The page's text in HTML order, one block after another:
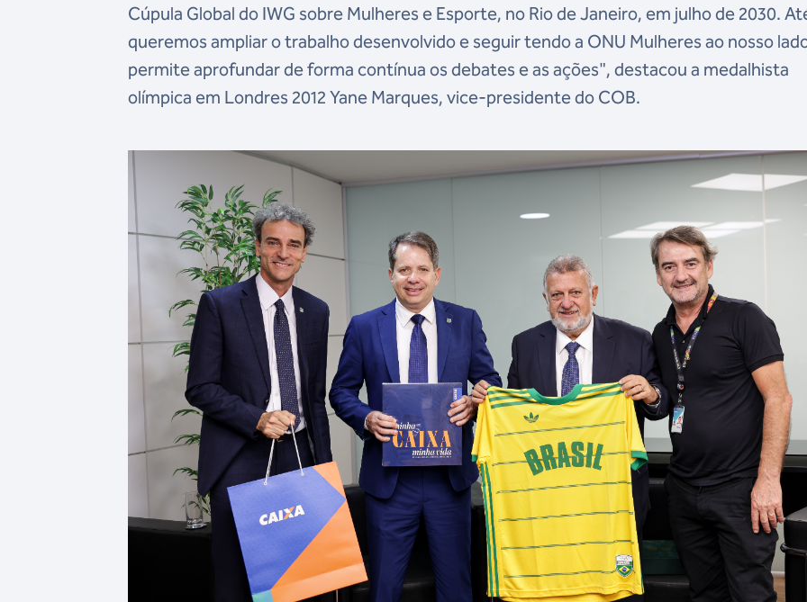
Cúpula Global do IWG sobre Mulheres e Esporte, no Rio de Janeiro, em julho de 2030.
queremos ampliar o trabalho desenvolvido e seguir tendo a ONU Mulheres ao nosso
permite aprofundar de forma contínua os debates e as ações", destacou a medalhista
olímpica em Londres 2012 Yane Marques, vice-presidente do COB.